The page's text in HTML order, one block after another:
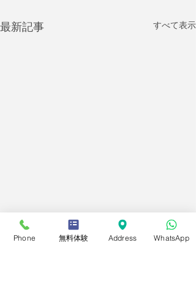
最新記事 すべて表示
Phone 無料体験 Address WhatsApp